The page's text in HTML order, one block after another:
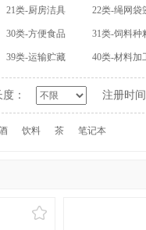
21类-厨房洁具 22类-绳网袋
30类-方便食品 31类-饲料种
39类-运输贮藏 40类-材料加
： 注册时间
饮料 茶 笔记本